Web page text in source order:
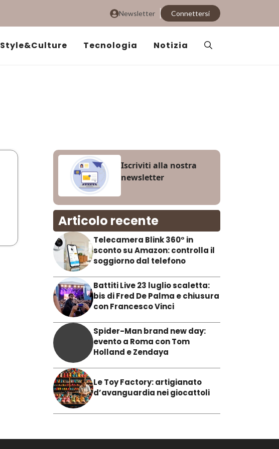
Newsletter Connettersi
Style&Culture Tecnologia Notizia
Iscriviti alla nostra
newsletter
Articolo recente
Telecamera Blink 360° in
sconto su Amazon: controlla il
soggiorno dal telefono
Battiti Live 23 luglio scaletta:
bis di Fred De Palma e chiusura
con Francesco Vinci
Spider-Man brand new day:
evento a Roma con Tom
Holland e Zendaya
Le Toy Factory: artigianato
d’avanguardia nei giocattoli